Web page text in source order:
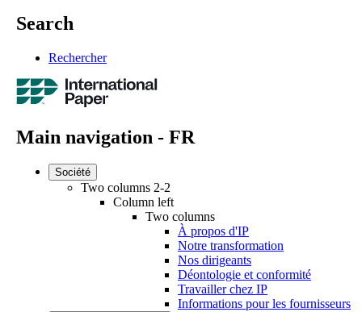
Search
Rechercher
Main navigation - FR
Société
Two columns 2-2
Column left
Two columns
À propos d'IP
Notre transformation
Nos dirigeants
Déontologie et conformité
Travailler chez IP
Informations pour les fournisseurs